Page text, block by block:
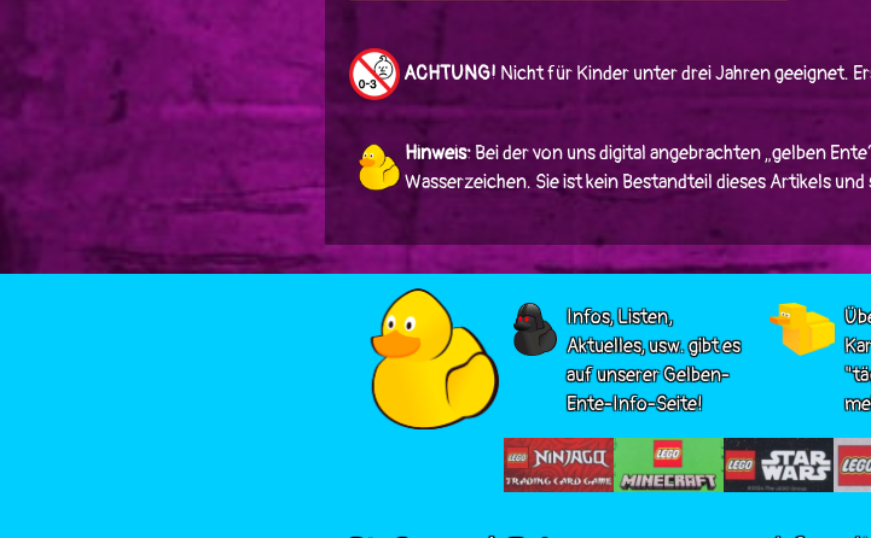
ACHTUNG! Nicht für Kinder unter drei Jahren geeignet.
Hinweis: Bei der von uns digital angebrachten „gelben
Wasserzeichen. Sie ist kein Bestandteil dieses Artikels
Infos, Listen,
Aktuelles, usw. gibt es
auf unserer Gelben-
Ente-Info-Seite!